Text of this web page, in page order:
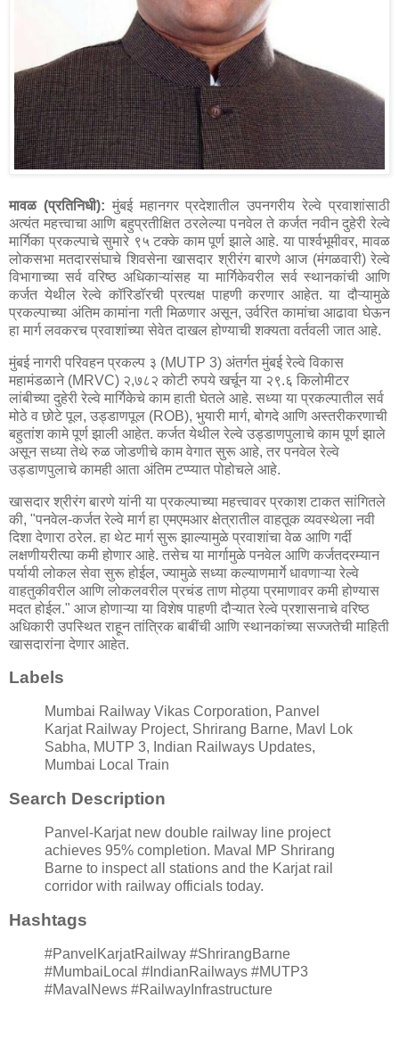
मावळ (प्रतिनिधी): मुंबई महानगर प्रदेशातील उपनगरीय रेल्वे प्रवाशांसाठी
अत्यंत महत्त्वाचा आणि बहुप्रतीक्षित ठरलेल्या पनवेल ते कर्जत नवीन दुहेरी रेल्वे
मार्गिका प्रकल्पाचे सुमारे ९५ टक्के काम पूर्ण झाले आहे. या पार्श्वभूमीवर, मावळ
लोकसभा मतदारसंघाचे शिवसेना खासदार श्रीरंग बारणे आज (मंगळवारी) रेल्वे
विभागाच्या सर्व वरिष्ठ अधिकाऱ्यांसह या मार्गिकेवरील सर्व स्थानकांची आणि
कर्जत येथील रेल्वे कॉरिडॉरची प्रत्यक्ष पाहणी करणार आहेत. या दौऱ्यामुळे
प्रकल्पाच्या अंतिम कामांना गती मिळणार असून, उर्वरित कामांचा आढावा घेऊन
हा मार्ग लवकरच प्रवाशांच्या सेवेत दाखल होण्याची शक्यता वर्तवली जात आहे.
मुंबई नागरी परिवहन प्रकल्प ३ (MUTP 3) अंतर्गत मुंबई रेल्वे विकास
महामंडळाने (MRVC) २,७८२ कोटी रुपये खर्चून या २९.६ किलोमीटर
लांबीच्या दुहेरी रेल्वे मार्गिकेचे काम हाती घेतले आहे. सध्या या प्रकल्पातील सर्व
मोठे व छोटे पूल, उड्डाणपूल (ROB), भुयारी मार्ग, बोगदे आणि अस्तरीकरणाची
बहुतांश कामे पूर्ण झाली आहेत. कर्जत येथील रेल्वे उड्डाणपुलाचे काम पूर्ण झाले
असून सध्या तेथे रुळ जोडणीचे काम वेगात सुरू आहे, तर पनवेल रेल्वे
उड्डाणपुलाचे कामही आता अंतिम टप्प्यात पोहोचले आहे.
खासदार श्रीरंग बारणे यांनी या प्रकल्पाच्या महत्त्वावर प्रकाश टाकत सांगितले
की, "पनवेल-कर्जत रेल्वे मार्ग हा एमएमआर क्षेत्रातील वाहतूक व्यवस्थेला नवी
दिशा देणारा ठरेल. हा थेट मार्ग सुरू झाल्यामुळे प्रवाशांचा वेळ आणि गर्दी
लक्षणीयरीत्या कमी होणार आहे. तसेच या मार्गामुळे पनवेल आणि कर्जतदरम्यान
पर्यायी लोकल सेवा सुरू होईल, ज्यामुळे सध्या कल्याणमार्गे धावणाऱ्या रेल्वे
वाहतुकीवरील आणि लोकलवरील प्रचंड ताण मोठ्या प्रमाणावर कमी होण्यास
मदत होईल." आज होणाऱ्या या विशेष पाहणी दौऱ्यात रेल्वे प्रशासनाचे वरिष्ठ
अधिकारी उपस्थित राहून तांत्रिक बाबींची आणि स्थानकांच्या सज्जतेची माहिती
खासदारांना देणार आहेत.
Labels
Mumbai Railway Vikas Corporation, Panvel
Karjat Railway Project, Shrirang Barne, Mavl Lok
Sabha, MUTP 3, Indian Railways Updates,
Mumbai Local Train
Search Description
Panvel-Karjat new double railway line project
achieves 95% completion. Maval MP Shrirang
Barne to inspect all stations and the Karjat rail
corridor with railway officials today.
Hashtags
#PanvelKarjatRailway #ShrirangBarne
#MumbaiLocal #IndianRailways #MUTP3
#MavalNews #RailwayInfrastructure